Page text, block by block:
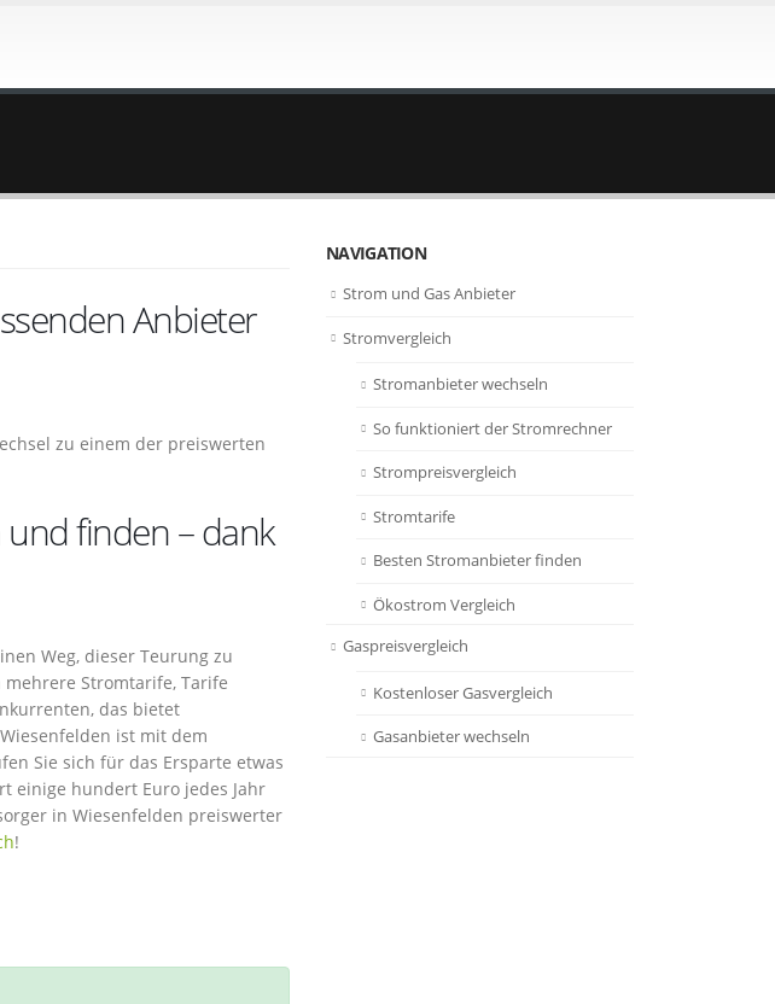
Anbieter
zu einem der preiswerten
finden – dank
Weg, dieser Teurung zu
Stromtarife, Tarife
das bietet
ist mit dem
Sie sich für das Ersparte etwas
einige hundert Euro jedes Jahr
in Wiesenfelden preiswerter
!
NAVIGATION
Strom und Gas Anbieter
Stromvergleich
Stromanbieter wechseln
So funktioniert der Stromrechner
Strompreisvergleich
Stromtarife
Besten Stromanbieter finden
Ökostrom Vergleich
Gaspreisvergleich
Kostenloser Gasvergleich
Gasanbieter wechseln